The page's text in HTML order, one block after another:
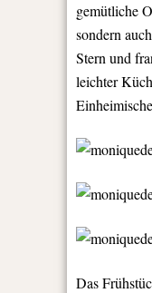
gemütliche
sondern
Stern und
leichter
Das